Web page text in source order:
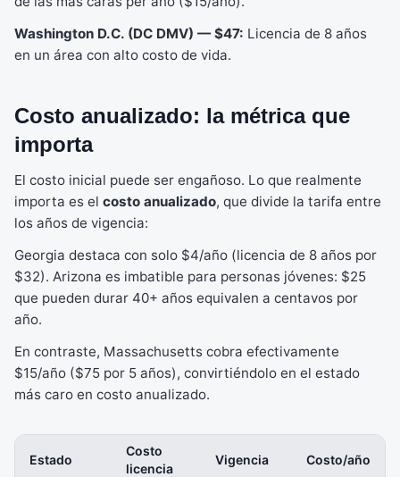
Washington D.C. (DC DMV) — $47: Licencia de 8 años
en un área con alto costo de vida.
Costo anualizado: la métrica que
importa
El costo inicial puede ser engañoso. Lo que realmente
importa es el costo anualizado, que divide la tarifa entre
los años de vigencia:
Georgia destaca con solo $4/año (licencia de 8 años por
$32). Arizona es imbatible para personas jóvenes: $25
que pueden durar 40+ años equivalen a centavos por
año.
En contraste, Massachusetts cobra efectivamente
$15/año ($75 por 5 años), convirtiéndolo en el estado
más caro en costo anualizado.
Estado
Costo
licencia
Vigencia Costo/año